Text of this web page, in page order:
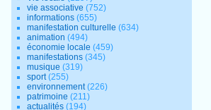
vie associative (752)
informations (655)
manifestation culturelle (634)
animation (494)
économie locale (459)
manifestations (345)
musique (319)
sport(255)
environnement(226)
patrimoine (211)
actualités (194)